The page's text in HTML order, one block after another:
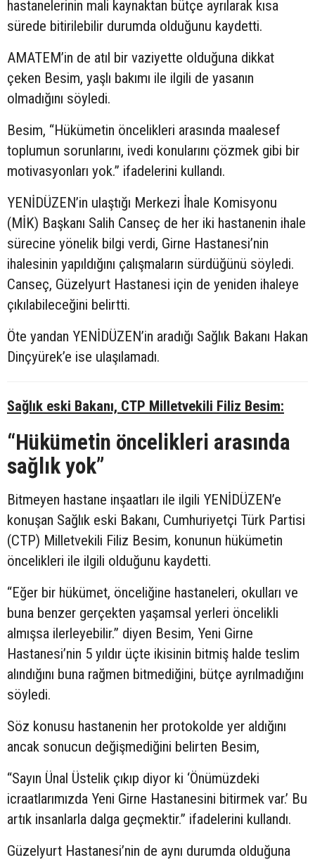
hastanelerinin mali kaynaktan bütçe ayrılarak kısa
sürede bitirilebilir durumda olduğunu kaydetti.
AMATEM’in de atıl bir vaziyette olduğuna dikkat
çeken Besim, yaşlı bakımı ile ilgili de yasanın
olmadığını söyledi.
Besim, “Hükümetin öncelikleri arasında maalesef
toplumun sorunlarını, ivedi konularını çözmek gibi bir
motivasyonları yok.” ifadelerini kullandı.
YENİDÜZEN’in ulaştığı Merkezi İhale Komisyonu
(MİK) Başkanı Salih Canseç de her iki hastanenin ihale
sürecine yönelik bilgi verdi, Girne Hastanesi’nin
ihalesinin yapıldığını çalışmaların sürdüğünü söyledi.
Canseç, Güzelyurt Hastanesi için de yeniden ihaleye
çıkılabileceğini belirtti.
Öte yandan YENİDÜZEN’in aradığı Sağlık Bakanı Hakan
Dinçyürek’e ise ulaşılamadı.
Sağlık eski Bakanı, CTP Milletvekili Filiz Besim:
“Hükümetin öncelikleri arasında
sağlık yok”
Bitmeyen hastane inşaatları ile ilgili YENİDÜZEN’e
konuşan Sağlık eski Bakanı, Cumhuriyetçi Türk Partisi
(CTP) Milletvekili Filiz Besim, konunun hükümetin
öncelikleri ile ilgili olduğunu kaydetti.
“Eğer bir hükümet, önceliğine hastaneleri, okulları ve
buna benzer gerçekten yaşamsal yerleri öncelikli
almışsa ilerleyebilir.” diyen Besim, Yeni Girne
Hastanesi’nin 5 yıldır üçte ikisinin bitmiş halde teslim
alındığını buna rağmen bitmediğini, bütçe ayrılmadığını
söyledi.
Söz konusu hastanenin her protokolde yer aldığını
ancak sonucun değişmediğini belirten Besim,
“Sayın Ünal Üstelik çıkıp diyor ki ‘Önümüzdeki
icraatlarımızda Yeni Girne Hastanesini bitirmek var.’ Bu
artık insanlarla dalga geçmektir.” ifadelerini kullandı.
Güzelyurt Hastanesi’nin de aynı durumda olduğuna